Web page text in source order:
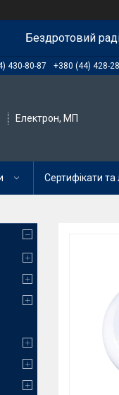
Бездротовий
430-80-87 +380 (44) 428-
Електрон, МП
Сертифікати та